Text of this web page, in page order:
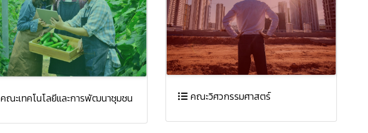
คณะเทคโนโลยีและการพัฒนาชุมชน คณะวิศวกรรมศาสตร์